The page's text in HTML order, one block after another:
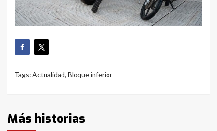
Tags: Actualidad, Bloque inferior
Más historias